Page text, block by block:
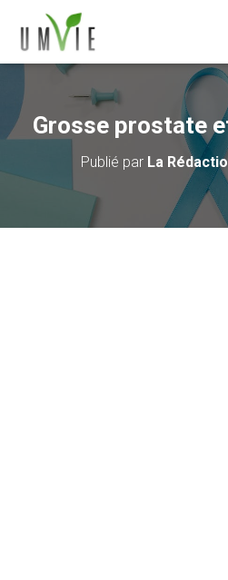
Grosse prostate
Publié par La